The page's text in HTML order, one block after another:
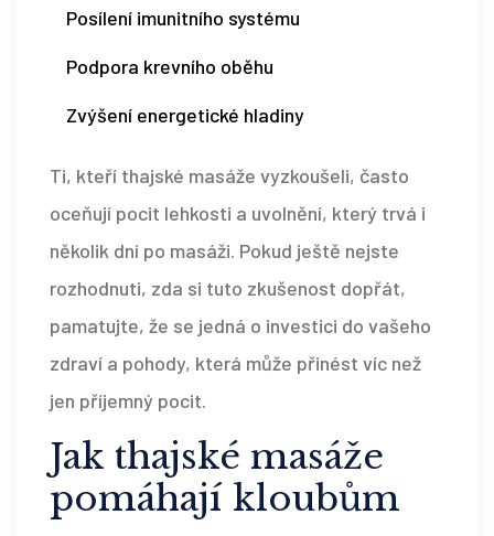
Posílení imunitního systému
Podpora krevního oběhu
Zvýšení energetické hladiny
Ti, kteří thajské masáže vyzkoušeli, často
oceňují pocit lehkosti a uvolnění, který trvá i
několik dní po masáži. Pokud ještě nejste
rozhodnuti, zda si tuto zkušenost dopřát,
pamatujte, že se jedná o investici do vašeho
zdraví a pohody, která může přinést víc než
jen příjemný pocit.
Jak thajské masáže
pomáhají kloubům